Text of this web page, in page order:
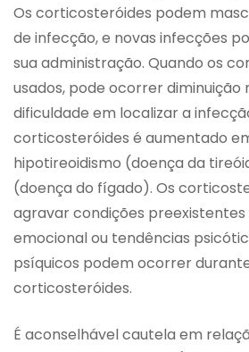
Os corticosteróides podem
de infecção, e novas infecções
sua administração. Quando os
usados, pode ocorrer diminuição
dificuldade em localizar a
corticosteróides é aumentado
hipotireoidismo (doença da
(doença do fígado). Os
agravar condições preexistentes
emocional ou tendências
psíquicos podem ocorrer
corticosteróides.
É aconselhável cautela em